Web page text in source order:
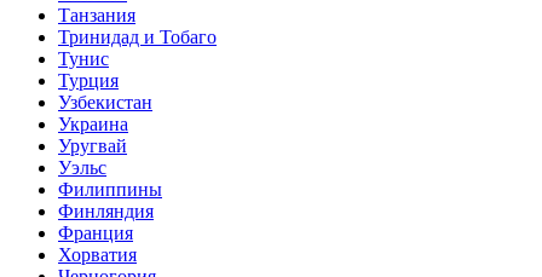
Танзания
Тринидад и Тобаго
Тунис
Турция
Узбекистан
Украина
Уругвай
Уэльс
Филиппины
Финляндия
Франция
Хорватия